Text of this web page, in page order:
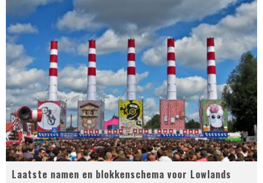
Laatste namen en blokkenschema voor Lowlands